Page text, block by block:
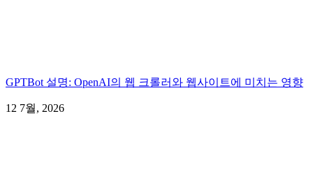
GPTBot 설명: OpenAI의 웹 크롤러와 웹사이트에 미치는 영향
12 7월, 2026